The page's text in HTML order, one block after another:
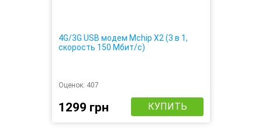
4G/3G USB модем Mchip X2 (3 в 1,
скорость 150 Мбит/с)
Оценок: 407
1299 грн КУПИТЬ